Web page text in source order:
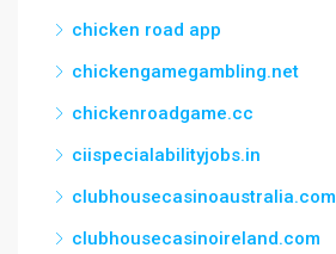
chicken road app
chickengamegambling.net
chickenroadgame.cc
ciispecialabilityjobs.in
clubhousecasinoaustralia.com
clubhousecasinoireland.com